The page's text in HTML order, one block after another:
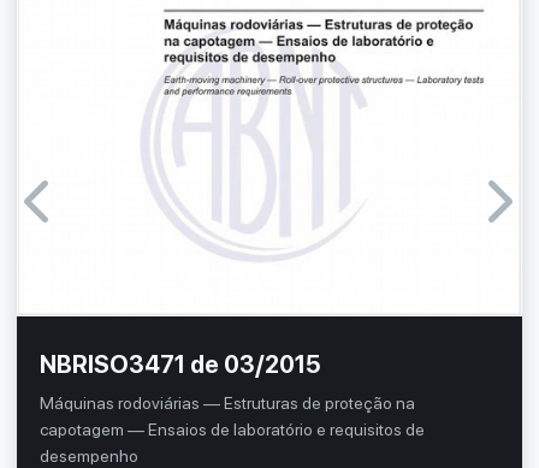
NBRISO3471 de 03/2015
Máquinas rodoviárias — Estruturas de proteção na
capotagem — Ensaios de laboratório e requisitos de
desempenho